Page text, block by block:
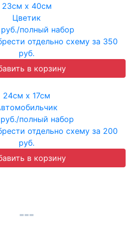
23см х 40см
Цветик
полный набор
отдельно схему за 350
руб.
24см х 17см
полный набор
отдельно схему за 200
руб.